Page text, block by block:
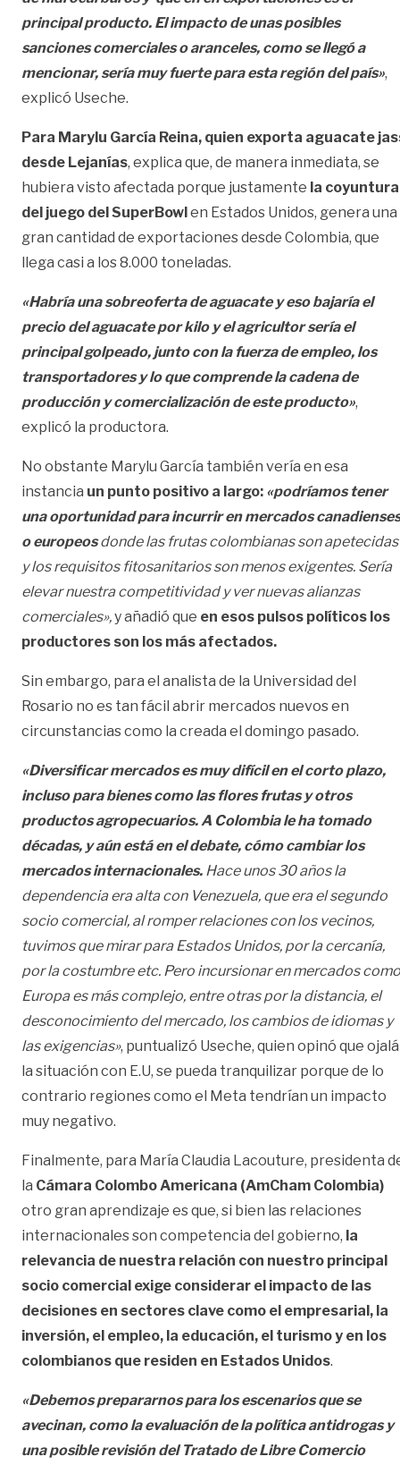
principal producto. El impacto de unas posibles
sanciones comerciales o aranceles, como se llegó a
mencionar, sería muy fuerte para esta región del país»,
explicó Useche.
Para Marylu García Reina, quien exporta aguacate
desde Lejanías, explica que, de manera inmediata, se
hubiera visto afectada porque justamente la coyuntura
del juego del SuperBowlen Estados Unidos, genera una
gran cantidad de exportaciones desde Colombia, que
llega casi a los 8.000 toneladas.
«Habría una sobreoferta de aguacate y eso bajaría el
precio del aguacate por kilo y el agricultor sería el
principal golpeado, junto con la fuerza de empleo, los
transportadores y lo que comprende la cadena de
producción y comercialización de este producto»,
explicó la productora.
No obstante Marylu García también vería en esa
instancia un punto positivo a largo: «podríamos tener
una oportunidad para incurrir en mercados canadienses
o europeosdonde las frutas colombianas son apetecidas
y los requisitos fitosanitarios son menos exigentes. Sería
elevar nuestra competitividad y ver nuevas alianzas
comerciales»,y añadió que en esos pulsos políticos los
productores son los más afectados.
Sin embargo, para el analista de la Universidad del
Rosario no es tan fácil abrir mercados nuevos en
circunstancias como la creada el domingo pasado.
«Diversificar mercados es muy difícil en el corto plazo,
incluso para bienes como las flores frutas y otros
productos agropecuarios. A Colombia le ha tomado
décadas, y aún está en el debate, cómo cambiar los
mercados internacionales. Hace unos 30 años la
dependencia era alta con Venezuela, que era el segundo
socio comercial, al romper relaciones con los vecinos,
tuvimos que mirar para Estados Unidos, por la cercanía,
por la costumbre etc. Pero incursionar en mercados como
Europa es más complejo, entre otras por la distancia, el
desconocimiento del mercado, los cambios de idiomas y
las exigencias», puntualizó Useche, quien opinó que ojalá
la situación con E.U, se pueda tranquilizar porque de lo
contrario regiones como el Meta tendrían un impacto
muy negativo.
Finalmente, para María Claudia Lacouture, presidenta
la Cámara Colombo Americana (AmCham Colombia)
otro gran aprendizaje es que, si bien las relaciones
internacionales son competencia del gobierno, la
relevancia de nuestra relación con nuestro principal
socio comercial exige considerar el impacto de las
decisiones en sectores clave como el empresarial, la
inversión, el empleo, la educación, el turismo y en los
colombianos que residen en Estados Unidos.
«Debemos prepararnos para los escenarios que se
avecinan, como la evaluación de la política antidrogas y
una posible revisión del Tratado de Libre Comercio